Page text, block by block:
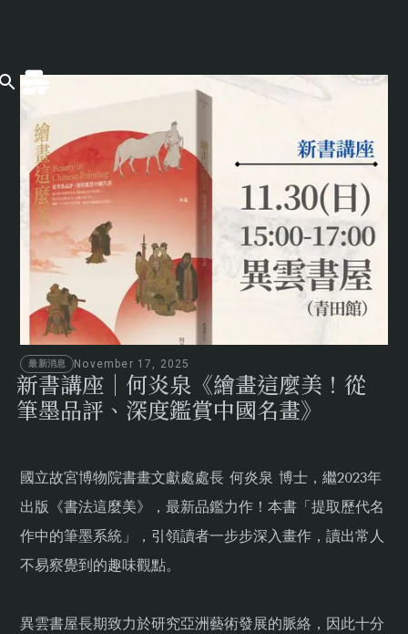
最新消息 November 17, 2025
新書講座｜何炎泉《繪畫這麼美！從
筆墨品評、深度鑑賞中國名畫》
​國立故宮博物院書畫文獻處處長 何炎泉 博士，繼2023年
出版《書法這麼美》，最新品鑑力作！本書「提取歷代名
作中的筆墨系統」，引領讀者一步步深入畫作，讀出常人
不易察覺到的趣味觀點。
異雲書屋長期致力於研究亞洲藝術發展的脈絡，因此十分